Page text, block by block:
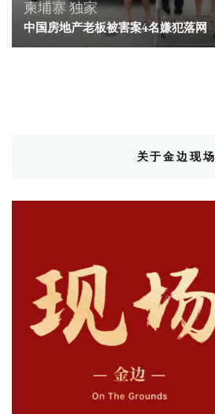
柬埔寨 独家
中国房地产老板被害案4名嫌犯落网
关于金边现场